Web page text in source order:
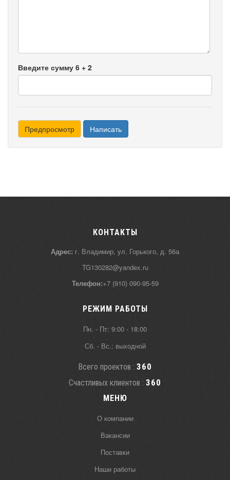
Введите сумму 6 + 2
КОНТАКТЫ
Адрес: г. Владимир, ул. Горького, д. 56а
TG130282@yandex.ru
Телефон:+7 (910) 090-95-59
РЕЖИМ РАБОТЫ
Пн. - Пт: 9:00 - 18:00
Сб. - Вс.: выходной
Всего проектов : 406
Счастливых клиентов : 406
МЕНЮ
О компании
Вакансии
Поставки
Наши работы